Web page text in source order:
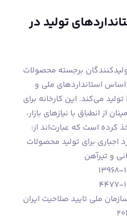
تولید در
برجسته محصولات
استانداردهای ملی و
می‌کند. این کارخانه برای
از انطباق با نیازهای بازار،
کرده است که عبارت‌اند از:
اجباری برای تولید محصولات
و تیرآهن